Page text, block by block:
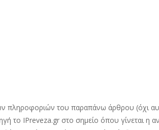
πληροφοριών του παραπάνω άρθρου (όχι
το IPreveza.gr στο σημείο όπου γίνεται η